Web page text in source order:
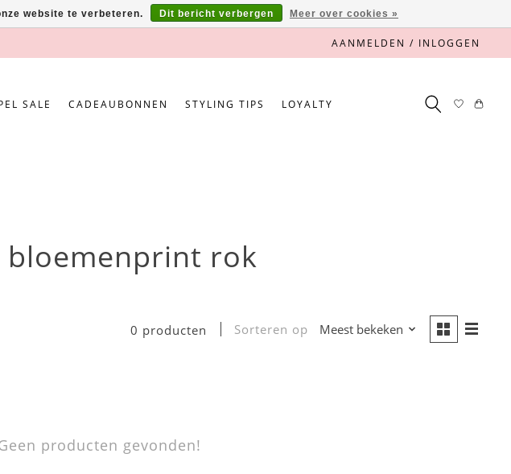
AANMELDEN / INLOGGEN
SALE CADEAUBONNEN STYLING TIPS LOYALTY
bloemenprint rok
0 producten Sorteren op Meest bekeken
producten gevonden!
website te verbeteren. Dit bericht verbergen Meer over cookies »